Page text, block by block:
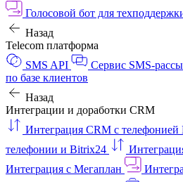
Голосовой бот для
Назад
Telecom платформа
SMS API
Сервис SMS-
по базе клиентов
Назад
Интеграции и доработки CRM
Интеграция CRM с
телефонии и Bitrix24
Интеграция с Мегаплан